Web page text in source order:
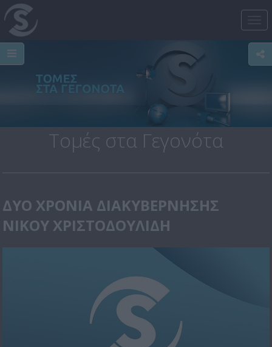
Τομές στα Γεγονότα
ΔΥΟ ΧΡΟΝΙΑ ΔΙΑΚΥΒΕΡΝΗΣΗΣ
ΝΙΚΟΥ ΧΡΙΣΤΟΔΟΥΛΙΔΗ